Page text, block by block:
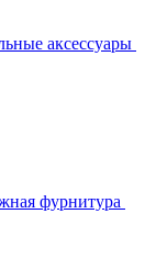
аксессуары
фурнитура